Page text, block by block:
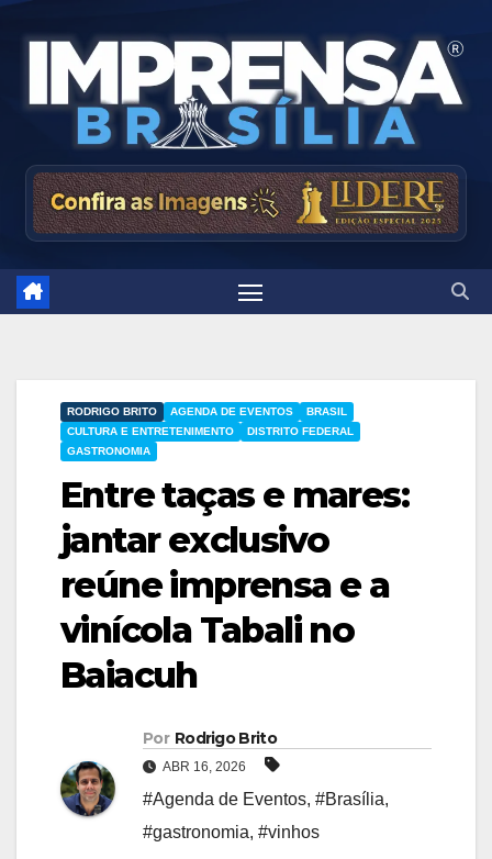
AGENDA DE EVENTOS
BRASIL
CULTURA E ENTRETENIMENTO
DISTRITO FEDERAL
GASTRONOMIA
RODRIGO BRITO
Entre taças e mares:
jantar exclusivo
reúne imprensa e a
vinícola Tabali no
Baiacuh
Por Rodrigo Brito
ABR 16, 2026
#Agenda de Eventos, #Brasília,
#gastronomia, #vinhos